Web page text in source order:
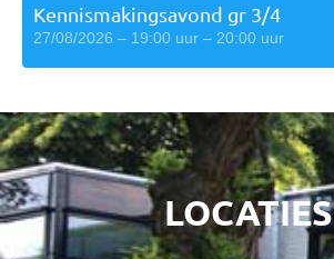
Kennismakingsavond gr 3/4
27/08/2026 – 19:00 uur – 20:00 uur
LOCATIES